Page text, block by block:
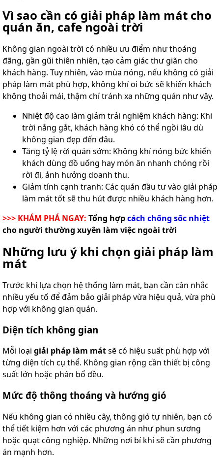
Vì sao cần có giải pháp làm mát cho
quán ăn, cafe ngoài trời
Không gian ngoài trời có nhiều ưu điểm như thoáng
đãng, gần gũi thiên nhiên, tạo cảm giác thư giãn cho
khách hàng. Tuy nhiên, vào mùa nóng, nếu không có giải
pháp làm mát phù hợp, không khí oi bức sẽ khiến khách
không thoải mái, thậm chí tránh xa những quán như vậy.
Nhiệt độ cao làm giảm trải nghiệm khách hàng: Khi
trời nắng gắt, khách hàng khó có thể ngồi lâu dù
không gian đẹp đến đâu.
Tăng tỷ lệ rời quán sớm: Không khí nóng bức khiến
khách dùng đồ uống hay món ăn nhanh chóng rồi
rời đi, ảnh hưởng doanh thu.
Giảm tính cạnh tranh: Các quán đầu tư vào giải pháp
làm mát tốt sẽ thu hút được nhiều khách hàng hơn.
>>> KHÁM PHÁ NGAY: Tổng hợpcách chống sốc nhiệt
cho người thường xuyên làm việc ngoài trời
Những lưu ý khi chọn giải pháp làm
mát
Trước khi lựa chọn hệ thống làm mát, bạn cần cân nhắc
nhiều yếu tố để đảm bảo giải pháp vừa hiệu quả, vừa phù
hợp với không gian quán.
Diện tích không gian
Mỗi loại giải pháp làm mátsẽ có hiệu suất phù hợp với
từng diện tích cụ thể. Không gian rộng cần thiết bị công
suất lớn hoặc phân bổ đều.
Mức độ thông thoáng và hướng gió
Nếu không gian có nhiều cây, thông gió tự nhiên, bạn có
thể tiết kiệm hơn với các phương án như phun sương
hoặc quạt công nghiệp. Những nơi bí khí sẽ cần phương
án mạnh hơn.